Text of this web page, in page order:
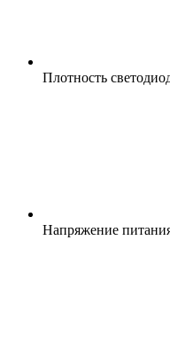
Плотность
Напряжение